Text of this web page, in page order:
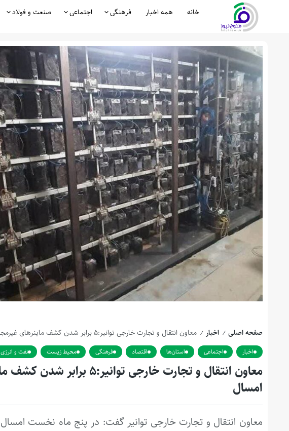
خانه همه اخبار فرهنگی اجتماعی صنعت و فولاد
صفحه اصلی / اخبار / معاون انتقال و تجارت خارجی توانیر:۵ برابر شدن کشف ماینرهای غیرمجاز در ۵ ماه نخست امسال
اخبار اجتماعی استان‌ها اقتصاد فرهنگی محیط زیست نفت و انرژی
امسال